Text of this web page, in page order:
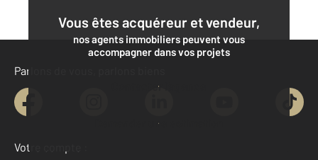
Vous êtes acquéreur et vendeur,
nos agents immobiliers peuvent vous
accompagner dans vos projets
Contacter l'agence
Demander une estimation
Parlons de vous, parlons biens
Votre compte :